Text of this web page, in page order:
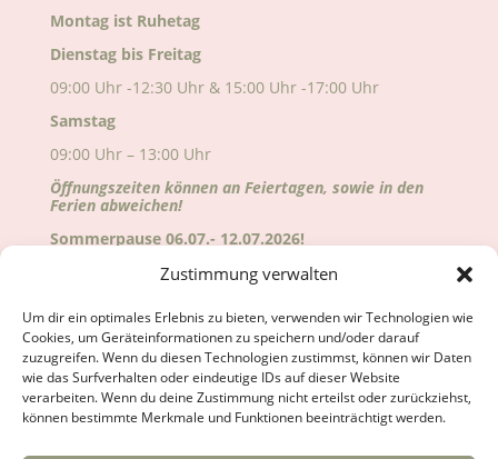
Zustimmung verwalten
Um dir ein optimales Erlebnis zu bieten, verwenden wir Technologien wie
Cookies, um Geräteinformationen zu speichern und/oder darauf
zuzugreifen. Wenn du diesen Technologien zustimmst, können wir Daten
wie das Surfverhalten oder eindeutige IDs auf dieser Website
verarbeiten. Wenn du deine Zustimmung nicht erteilst oder zurückziehst,
können bestimmte Merkmale und Funktionen beeinträchtigt werden.
Montag ist Ruhetag
Dienstag bis Freitag
09:00 Uhr -12:30 Uhr & 15:00 Uhr -17:00 Uhr
Samstag
09:00 Uhr – 13:00 Uhr
Öffnungszeiten können an Feiertagen, sowie in den
Ferien abweichen!
Sommerpause 06.07.- 12.07.2026!
Alle Änderungen sind auf Google ersichtlich!